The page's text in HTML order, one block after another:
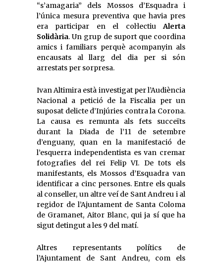
“s’amagaria” dels Mossos d’Esquadra i
l’única mesura preventiva que havia pres
era participar en el col·lectiuAlerta
Solidària. Un grup de suport que coordina
amics i familiars perquè acompanyin als
encausats al llarg del dia per si són
arrestats per sorpresa.
Ivan Altimira està investigat per l’Audiència
Nacional a petició de la Fiscalia per un
suposat delicte d’Injúries contra la Corona.
La causa es remunta als fets succeïts
durant la Diada de l’11 de setembre
d’enguany, quan en la manifestació de
l’esquerra independentista es van cremar
fotografies del rei Felip VI. De tots els
manifestants, els Mossos d’Esquadra van
identificar a cinc persones. Entre els quals
al conseller, un altre veí de Sant Andreu i al
regidor de l’Ajuntament de Santa Coloma
de Gramanet, Aitor Blanc, qui ja sí que ha
sigut detingut a les 9 del matí.
Altres representants polítics de
l’Ajuntament de Sant Andreu, com els